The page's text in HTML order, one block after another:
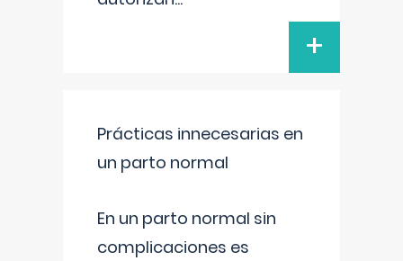
+
Prácticas innecesarias en
un parto normal
En un parto normal sin
complicaciones es